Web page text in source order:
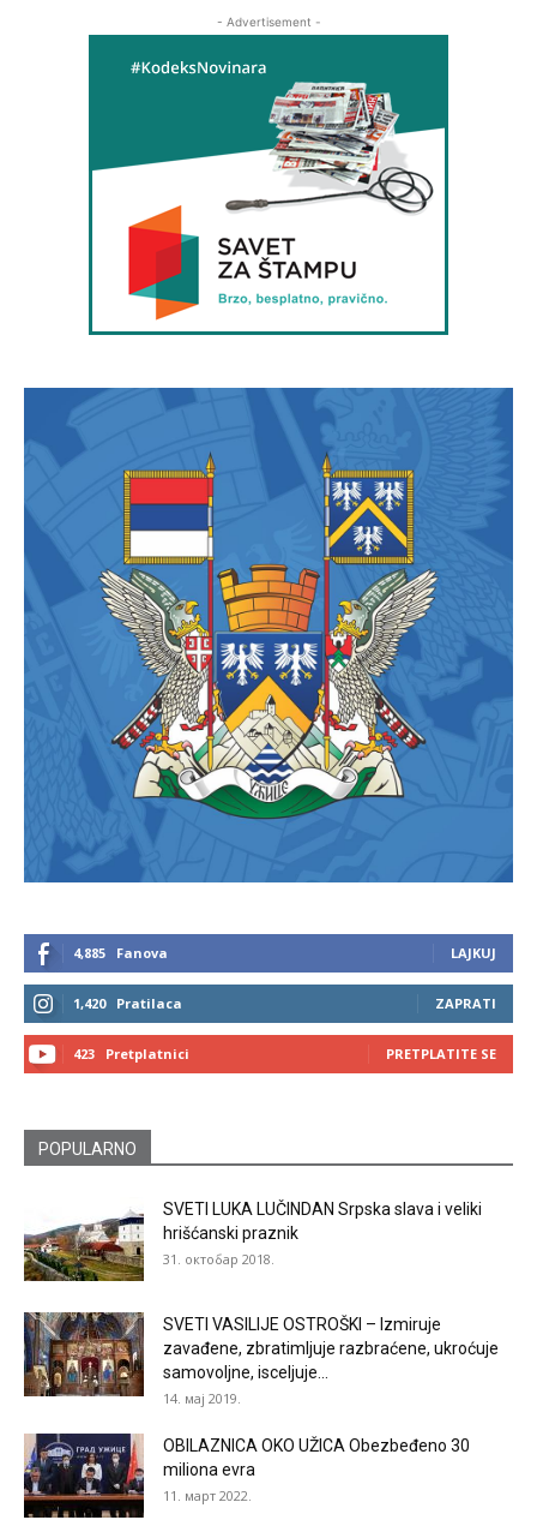
- Advertisement -
4,885 Fanova LAJKUJ
1,420 Pratilaca ZAPRATI
423 Pretplatnici PRETPLATITE SE
POPULARNO
SVETI LUKA LUČINDAN Srpska slava i veliki
hrišćanski praznik
31. октобар 2018.
SVETI VASILIJE OSTROŠKI – Izmiruje
zavađene, zbratimljuje razbraćene, ukroćuje
samovoljne, isceljuje...
14. мај 2019.
OBILAZNICA OKO UŽICA Obezbeđeno 30
miliona evra
11. март 2022.